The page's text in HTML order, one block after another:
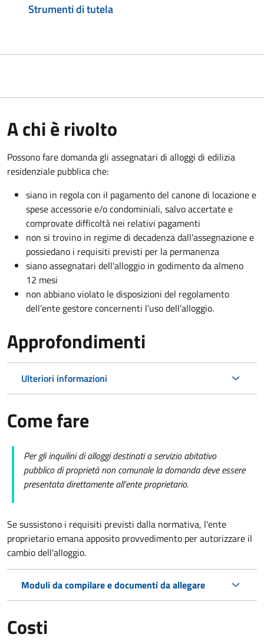
Strumenti di tutela
A chi è rivolto
Possono fare domanda gli assegnatari di alloggi di edilizia
residenziale pubblica che:
siano in regola con il pagamento del canone di locazione e
spese accessorie e/o condominiali, salvo accertate e
comprovate difficoltà nei relativi pagamenti
non si trovino in regime di decadenza dall'assegnazione e
possiedano i requisiti previsti per la permanenza
siano assegnatari dell'alloggio in godimento da almeno
12 mesi
non abbiano violato le disposizioni del regolamento
dell’ente gestore concernenti l’uso dell’alloggio.
Approfondimenti
Ulteriori informazioni
Come fare
Per gli inquilini di alloggi destinati a servizio abitativo
pubblico di proprietà non comunale la domanda deve essere
presentata direttamente all’ente proprietario.
Se sussistono i requisiti previsti dalla normativa, l'ente
proprietario emana apposito provvedimento per autorizzare il
cambio dell'alloggio.
Moduli da compilare e documenti da allegare
Costi